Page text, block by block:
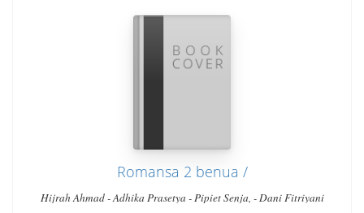
Romansa 2 benua /
Hijrah Ahmad - Adhika Prasetya - Pipiet Senja, - Dani Fitriyani